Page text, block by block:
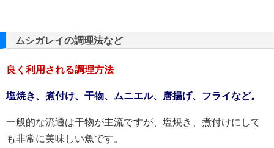
ムシガレイの調理法など
良く利用される調理方法
塩焼き、煮付け、干物、ムニエル、唐揚げ、フライなど。
一般的な流通は干物が主流ですが、塩焼き、煮付けにして
も非常に美味しい魚です。